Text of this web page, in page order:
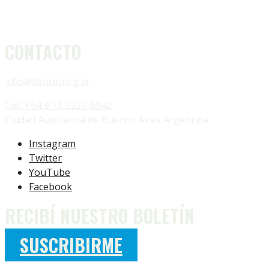
Instagram
Twitter
YouTube
Facebook
SUSCRIBIRME